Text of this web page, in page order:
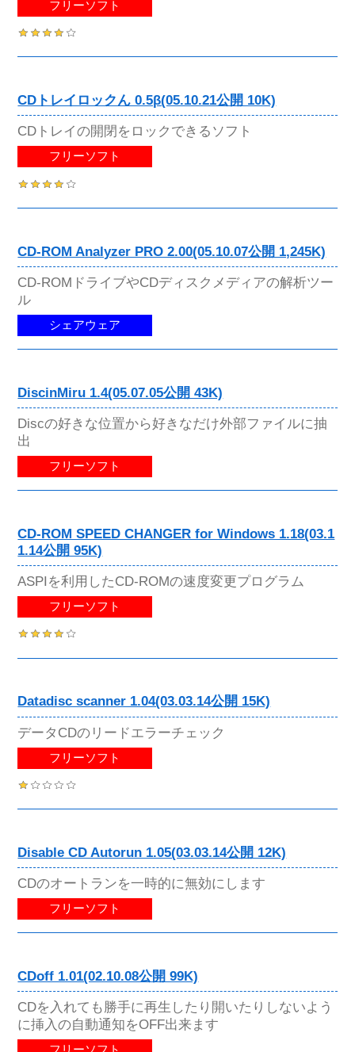
フリーソフト
CDトレイロックん 0.5β(05.10.21公開 10K)
CDトレイの開閉をロックできるソフト
フリーソフト
CD-ROM Analyzer PRO 2.00(05.10.07公開 1,245K)
CD-ROMドライブやCDディスクメディアの解析ツー
ル
シェアウェア
DiscinMiru 1.4(05.07.05公開 43K)
Discの好きな位置から好きなだけ外部ファイルに抽
出
フリーソフト
CD-ROM SPEED CHANGER for Windows 1.18(03.1
1.14公開 95K)
ASPIを利用したCD-ROMの速度変更プログラム
フリーソフト
Datadisc scanner 1.04(03.03.14公開 15K)
データCDのリードエラーチェック
フリーソフト
Disable CD Autorun 1.05(03.03.14公開 12K)
CDのオートランを一時的に無効にします
フリーソフト
CDoff 1.01(02.10.08公開 99K)
CDを入れても勝手に再生したり開いたりしないよう
に挿入の自動通知をOFF出来ます